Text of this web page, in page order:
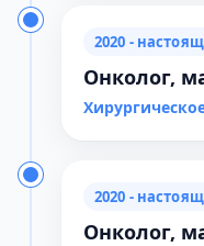
2020 -
Онколог,
2020 -
Онколог,